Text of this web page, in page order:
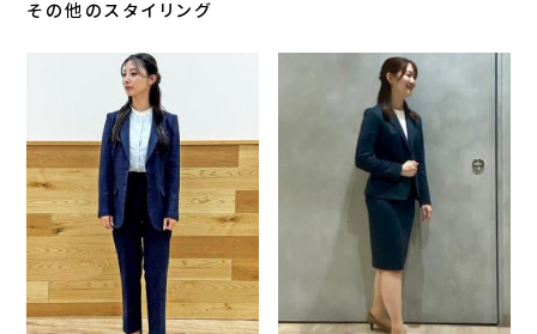
その他のスタイリング